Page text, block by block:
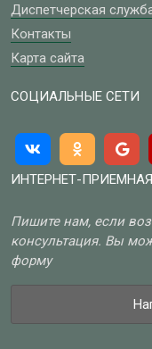
Диспетчерская
Контакты
Карта сайта
СОЦИАЛЬНЫЕ СЕТИ
ИНТЕРНЕТ-ПРИЕМНАЯ
Пишите нам, если
консультация. Вы
форму